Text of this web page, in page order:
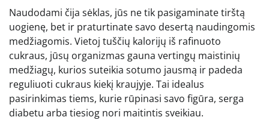
Naudodami čija sėklas, jūs ne tik pasigaminate tirštą
uogienę, bet ir praturtinate savo desertą naudingomis
medžiagomis. Vietoj tuščių kalorijų iš rafinuoto
cukraus, jūsų organizmas gauna vertingų maistinių
medžiagų, kurios suteikia sotumo jausmą ir padeda
reguliuoti cukraus kiekį kraujyje. Tai idealus
pasirinkimas tiems, kurie rūpinasi savo figūra, serga
diabetu arba tiesiog nori maitintis sveikiau.